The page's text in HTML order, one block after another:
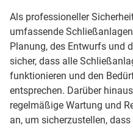
Als professioneller
umfassende
Planung, des Entwurfs und
sicher, dass alle
funktionieren und den
entsprechen. Darüber
regelmäßige Wartung und
an, um sicherzustellen,